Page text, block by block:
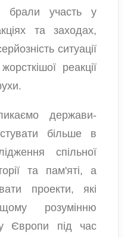
брали участь у
та заходах,
ситуації
реакції
держави-
більше в
спільної
та пам'яті, а
проекти, які
розумінню
Європи під час